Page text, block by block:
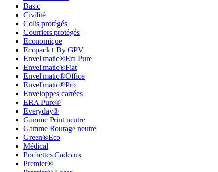
Basic
Civilité
Colis protégés
Courriers protégés
Economique
Ecopack+ By GPV
Envel'matic®Era Pure
Envel'matic®Flat
Envel'matic®Office
Envel'matic®Pro
Enveloppes carrées
ERA Pure®
Everyday®
Gamme Print neutre
Gamme Routage neutre
Green®Eco
Médical
Pochettes Cadeaux
Premier®